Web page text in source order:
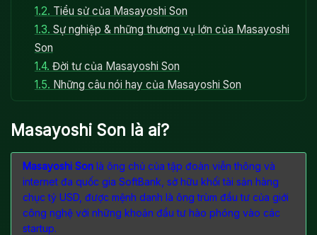
1.2. Tiểu sử của Masayoshi Son
1.3. Sự nghiệp & những thương vụ lớn của Masayoshi
Son
1.4. Đời tư của Masayoshi Son
1.5. Những câu nói hay của Masayoshi Son
Masayoshi Son là ai?
Masayoshi Son là ông chủ của tập đoàn viễn thông và
internet đa quốc gia SoftBank, sở hữu khối tài sản hàng
chục tỷ USD, được mệnh danh là ông trùm đầu tư của giới
công nghệ với những khoản đầu tư hào phóng vào các
startup.